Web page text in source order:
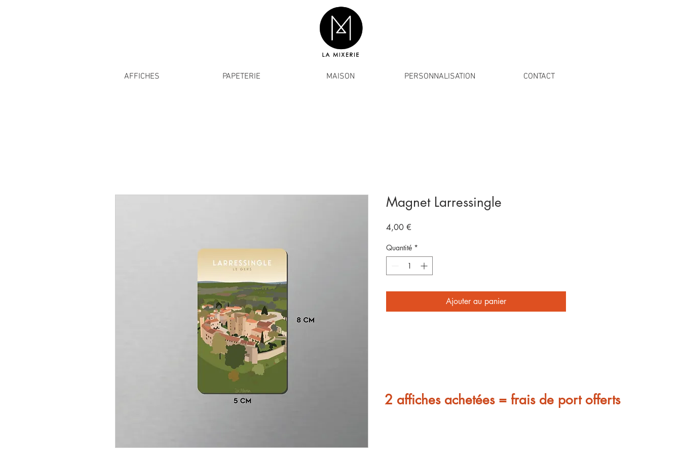
AFFICHES PAPETERIE MAISON PERSONNALISATION CONTACT
Magnet Larressingle
4,00 €
Quantité *
Ajouter au panier
2 affiches achetées = frais de port offerts